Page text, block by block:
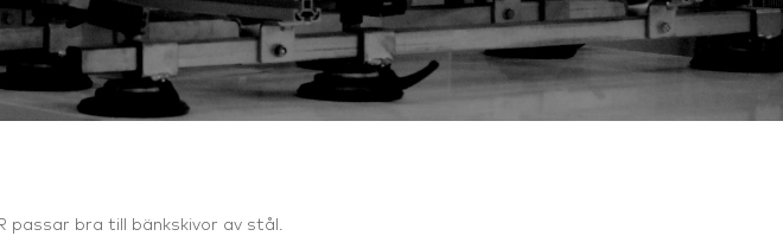
passar bra till bänkskivor av stål.